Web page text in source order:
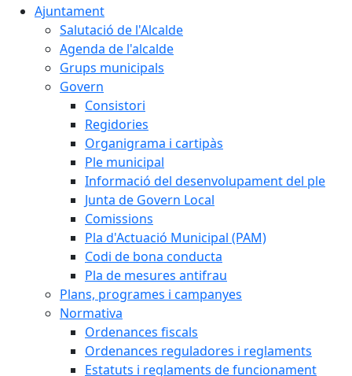
Ajuntament
Salutació de l'Alcalde
Agenda de l'alcalde
Grups municipals
Govern
Consistori
Regidories
Organigrama i cartipàs
Ple municipal
Informació del desenvolupament del ple
Junta de Govern Local
Comissions
Pla d'Actuació Municipal (PAM)
Codi de bona conducta
Pla de mesures antifrau
Plans, programes i campanyes
Normativa
Ordenances fiscals
Ordenances reguladores i reglaments
Estatuts i reglaments de funcionament